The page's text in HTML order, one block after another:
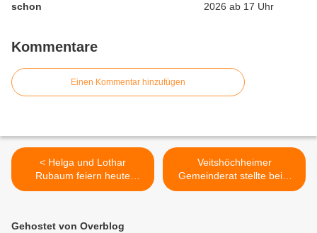
schon
Kommentare
Einen Kommentar hinzufügen
< Helga und Lothar
Rubaum feiern heute
Diamantene Hochzeit
Veitshöchheimer
Gemeinderat stellte beim
Haushalt 2013 neue
Gehostet von Overblog